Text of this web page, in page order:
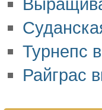
Турнепс
Райграс